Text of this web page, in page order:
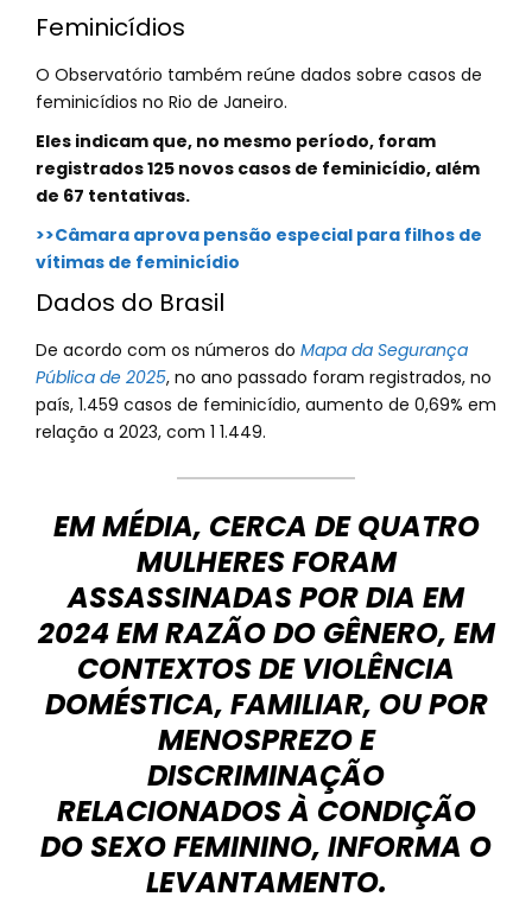
Feminicídios
O Observatório também reúne dados sobre casos de
feminicídios no Rio de Janeiro.
Eles indicam que, no mesmo período, foram
registrados 125 novos casos de feminicídio, além
de 67 tentativas.
>>Câmara aprova pensão especial para filhos de
vítimas de feminicídio
Dados do Brasil
De acordo com os números do Mapa da Segurança
Pública de 2025, no ano passado foram registrados, no
país, 1.459 casos de feminicídio, aumento de 0,69% em
relação a 2023, com 1 1.449.
EM MÉDIA, CERCA DE QUATRO
MULHERES FORAM
ASSASSINADAS POR DIA EM
2024 EM RAZÃO DO GÊNERO, EM
CONTEXTOS DE VIOLÊNCIA
DOMÉSTICA, FAMILIAR, OU POR
MENOSPREZO E
DISCRIMINAÇÃO
RELACIONADOS À CONDIÇÃO
DO SEXO FEMININO, INFORMA O
LEVANTAMENTO.